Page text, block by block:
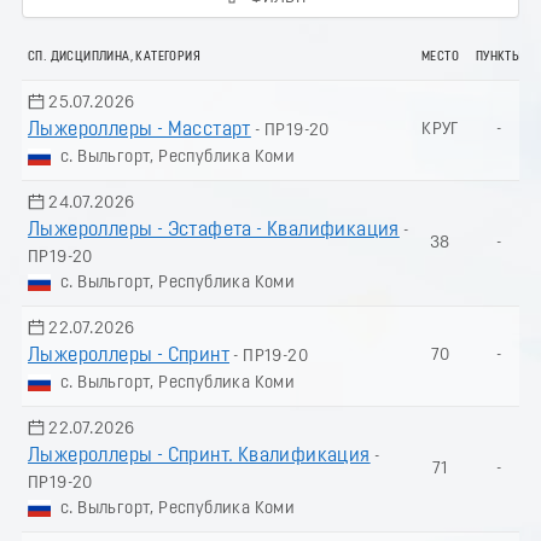
СП. ДИСЦИПЛИНА, КАТЕГОРИЯ МЕСТО ПУНКТЫ
25.07.2026
Лыжероллеры - Масстарт - ПР19-20
с. Выльгорт, Республика Коми
КРУГ -
24.07.2026
Лыжероллеры - Эстафета - Квалификация -
ПР19-20
с. Выльгорт, Республика Коми
38 -
22.07.2026
Лыжероллеры - Спринт - ПР19-20
с. Выльгорт, Республика Коми
70 -
22.07.2026
Лыжероллеры - Спринт. Квалификация -
ПР19-20
с. Выльгорт, Республика Коми
71 -